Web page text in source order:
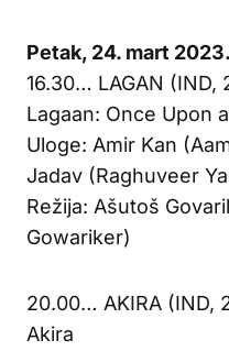
Petak, 24. mart 2023.
16.30… LAGAN (IND,
Lagaan: Once Upon
Uloge: Amir Kan
Jadav (Raghuveer
Režija: Ašutoš
Gowariker)
20.00… AKIRA (IND,
Akira